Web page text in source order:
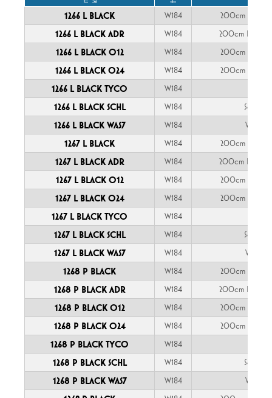
1266 L BLACK W184 200cm YLY-S
1266 L BLACK ADR W184 200cm FLRYY
1266 L BLACK O12 W184 200cm YLY-S
1266 L BLACK O24 W184 200cm YLY-S
1266 L BLACK TYCO W184
1266 L BLACK SCHL W184
1266 L BLACK WAS7 W184 WAŚ 7-
1267 L BLACK W184 200cm YLY-S
1267 L BLACK ADR W184 200cm FLRYY
1267 L BLACK O12 W184 200cm YLY-S
1267 L BLACK O24 W184 200cm YLY-S
1267 L BLACK TYCO W184
1267 L BLACK SCHL W184
1267 L BLACK WAS7 W184 WAŚ 7-
1268 P BLACK W184 200cm YLY-S
1268 P BLACK ADR W184 200cm FLRYY
1268 P BLACK O12 W184 200cm YLY-S
1268 P BLACK O24 W184 200cm YLY-S
1268 P BLACK TYCO W184
1268 P BLACK SCHL W184
1268 P BLACK WAS7 W184 WAŚ 7-